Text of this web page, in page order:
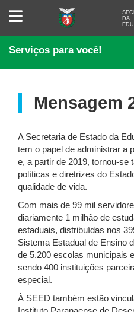
SECRETARIA
EDUCAÇÃO
DA
Serviços para você!
Mensagem
A Secretaria de Estado da
tem o papel de administrar a
e, a partir de 2019, tornou-se
políticas e diretrizes do
qualidade de vida.
Com mais de 99 mil
diariamente 1 milhão de
estaduais, distribuídas nos
Sistema Estadual de Ensino
de 5.200 escolas municipais
sendo 400 instituições
especial.
À SEED também estão